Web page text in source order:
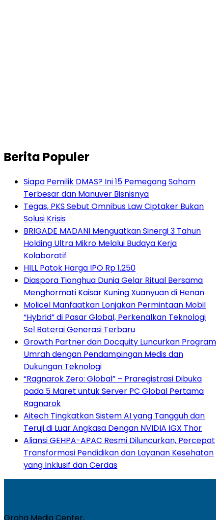
Berita Populer
Siapa Pemilik DMAS? Ini 15 Pemegang Saham
Terbesar dan Manuver Bisnisnya
Tegas, PKS Sebut Omnibus Law Ciptaker Bukan
Solusi Krisis
BRIGADE MADANI Menguatkan Sinergi 3 Tahun
Holding Ultra Mikro Melalui Budaya Kerja
Kolaboratif
HILL Patok Harga IPO Rp 1.250
Diaspora Tionghua Dunia Gelar Ritual Bersama
Menghormati Kaisar Kuning Xuanyuan di Henan
Molicel Manfaatkan Lonjakan Permintaan Mobil
“Hybrid” di Pasar Global, Perkenalkan Teknologi
Sel Baterai Generasi Terbaru
Growth Partner dan Docquity Luncurkan Program
Umrah dengan Pendampingan Medis dan
Dukungan Teknologi
“Ragnarok Zero: Global” – Praregistrasi Dibuka
pada 5 Maret untuk Server PC Global Pertama
Ragnarok
Aitech Tingkatkan Sistem AI yang Tangguh dan
Teruji di Luar Angkasa Dengan NVIDIA IGX Thor
Aliansi GEHPA-APAC Resmi Diluncurkan, Percepat
Transformasi Pendidikan dan Layanan Kesehatan
yang Inklusif dan Cerdas
Graha Media Center,